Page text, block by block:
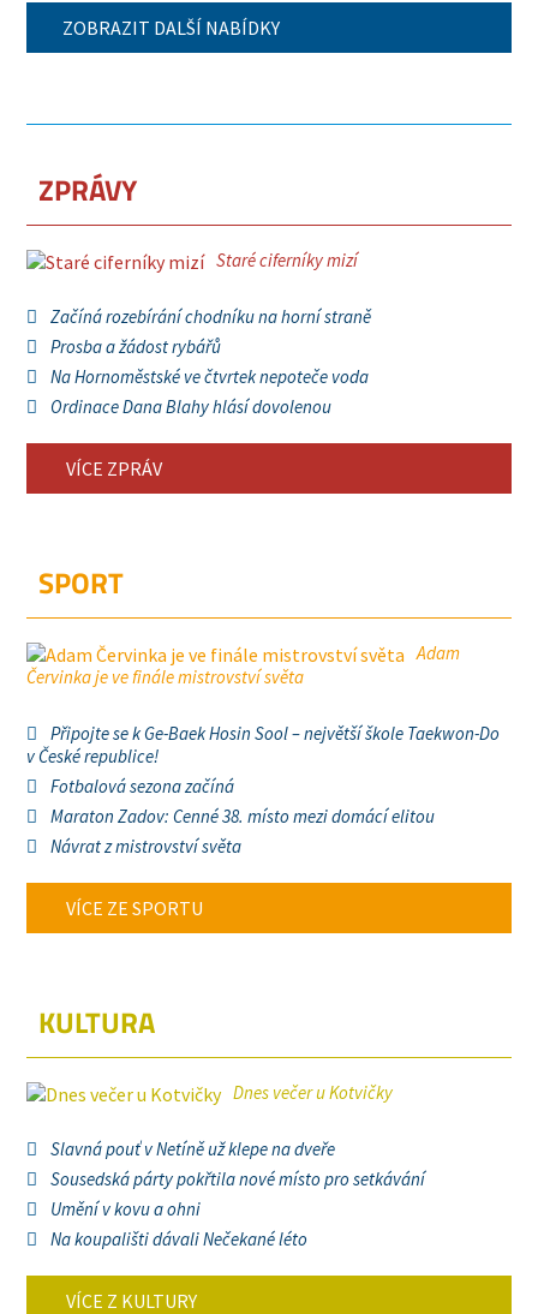
ZOBRAZIT DALŠÍ NABÍDKY
ZPRÁVY
Staré ciferníky mizí
Začíná rozebírání chodníku na horní straně
Prosba a žádost rybářů
Na Hornoměstské ve čtvrtek nepoteče voda
Ordinace Dana Blahy hlásí dovolenou
VÍCE ZPRÁV
SPORT
Adam
Červinka je ve finále mistrovství světa
Připojte se k Ge-Baek Hosin Sool – největší škole Taekwon-Do
v České republice!
Fotbalová sezona začíná
Maraton Zadov: Cenné 38. místo mezi domácí elitou
Návrat z mistrovství světa
VÍCE ZE SPORTU
KULTURA
Dnes večer u Kotvičky
Slavná pouť v Netíně už klepe na dveře
Sousedská párty pokřtila nové místo pro setkávání
Umění v kovu a ohni
Na koupališti dávali Nečekané léto
VÍCE Z KULTURY